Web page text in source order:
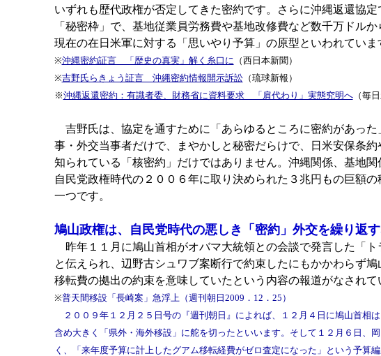
いずれも歴代政権が否定してきた密約です。さらに沖縄返還協
「秘密枠」で、基地従業員労務費や基地改修費など数千万ドル
現在の在日米軍に対する「思いやり予算」の原型といわれていま
※沖縄密約証言 「歴史の真実」解く糸口に （西日本新聞）
※吉野氏らきょう証言 沖縄密約情報開示訴訟（琉球新報）
※沖縄返還密約：有識者委、財務省に資料要求 「肩代わり」実態究明へ（毎日
吉野氏は、協定を通すために「あらゆるところに密約があっ
事・外交当事者だけで、まやかしと秘密だらけで、日米安保条
知られている「核密約」だけではありません。沖縄関係、基地
自民党政権時代の２００６年に取り決められた３兆円もの巨額
一つです。
鳩山政権は、自民党時代の悪しき「密約」外交を繰り返
昨年１１月に鳩山首相がオバマ大統領との会談で発言した「
と伝えられ、辺野古シュワブ案断行で約束したにもかかわらず
移転費の拠出の約束を意味していたという内容の報道がなされて
※普天間移設「長崎案」急浮上（週刊朝日2009．12．25）
２００９年１２月２５日号の『週刊朝日』によれば、１２月４日に鳩山首相
含め大きく「県外・海外移設」に舵を切ったといいます。そして１２月６日、
く、「来年度予算に計上したグアム移転経費がゼロ査定になった」という予